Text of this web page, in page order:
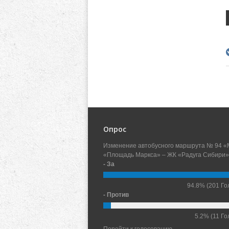
Опрос
Изменение автобусного маршрута № 94
«Площадь Маркса» – ЖК «Радуга Сибири»
- За
94.8% (201
- Против
5.2% (11